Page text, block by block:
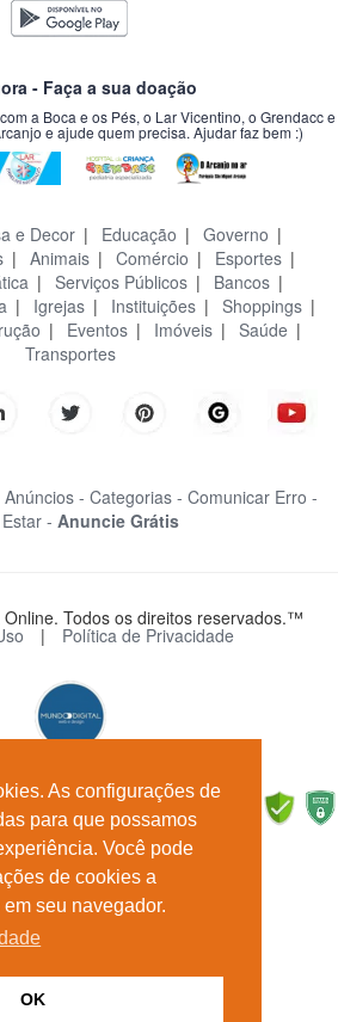
As configurações de
para que possamos
Você pode
de cookies a
seu navegador.
OK
- Faça a sua doação
a Boca e os Pés, o Lar Vicentino, o Grendacc e
e ajude quem precisa. Ajudar faz bem :)
e Decor| Educação | Governo |
| Animais| Comércio | Esportes|
| Serviços Públicos | Bancos |
| Igrejas | Instituições | Shoppings |
| Eventos | Imóveis | Saúde |
Transportes
Anúncios - Categorias - Comunicar Erro -
- Anuncie Grátis
Todos os direitos reservados.™
| Política de Privacidade